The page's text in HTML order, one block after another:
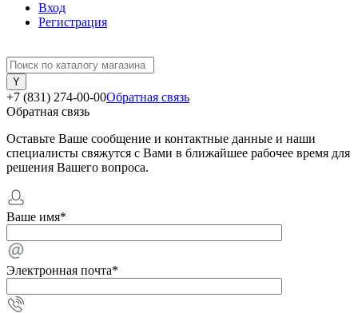
Вход
Регистрация
+7 (831) 274-00-00Обратная связь
Обратная связь
Оставьте Ваше сообщение и контактные данные и наши
специалисты свяжутся с Вами в ближайшее рабочее время для
решения Вашего вопроса.
Ваше имя*
Электронная почта*